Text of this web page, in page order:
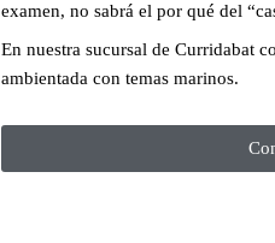
examen, no sabrá el por qué del
En nuestra sucursal de Curridabat
ambientada con temas marinos.